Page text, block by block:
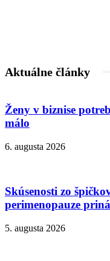
Aktuálne články
Ženy v biznise
málo
6. augusta 2026
Skúsenosti zo
perimenopauze
5. augusta 2026